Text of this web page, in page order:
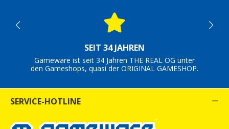
SEIT 34 JAHREN
Gameware ist seit 34 Jahren THE REAL OG unter
den Gameshops, quasi der ORIGINAL GAMESHOP.
SERVICE-HOTLINE